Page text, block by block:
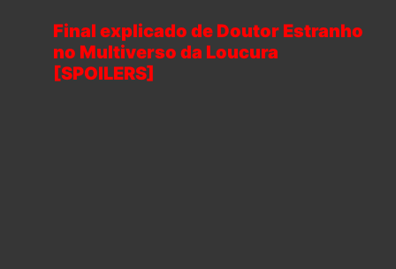
Final explicado de Doutor Estranho
no Multiverso da Loucura
[SPOILERS]